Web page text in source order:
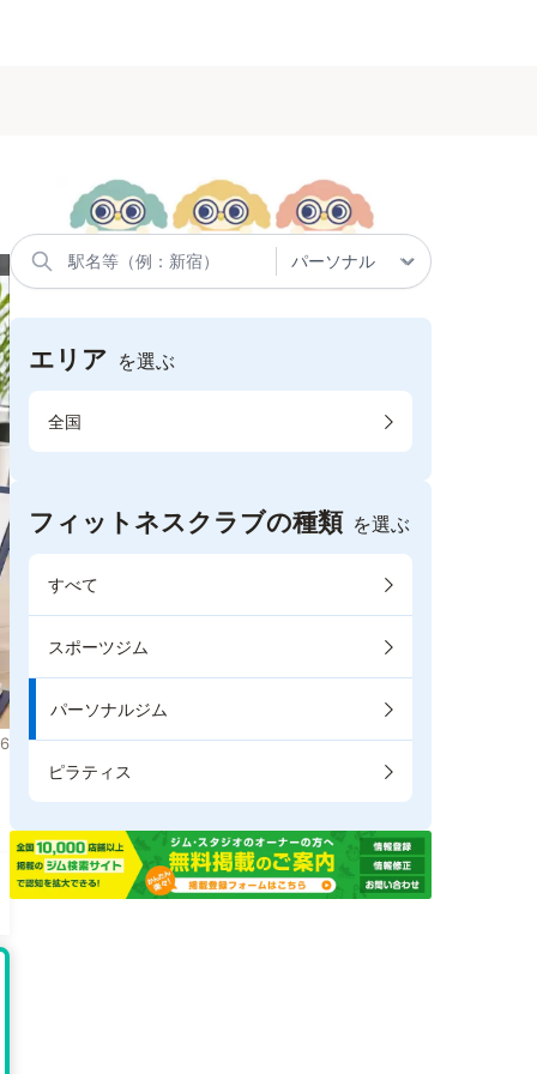
エリア を選ぶ
全国
フィットネスクラブの種類 を選ぶ
すべて
スポーツジム
パーソナルジム
ピラティス